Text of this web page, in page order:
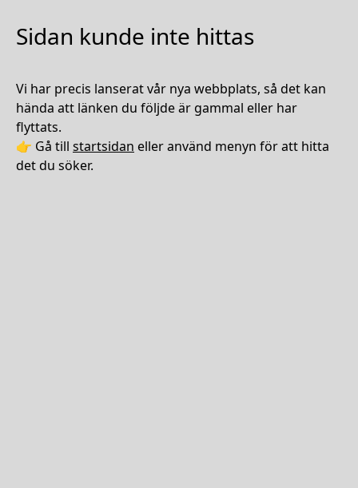
Sidan kunde inte hittas
Vi har precis lanserat vår nya webbplats, så det kan
hända att länken du följde är gammal eller har
flyttats.
👉 Gå till startsidan eller använd menyn för att hitta
det du söker.